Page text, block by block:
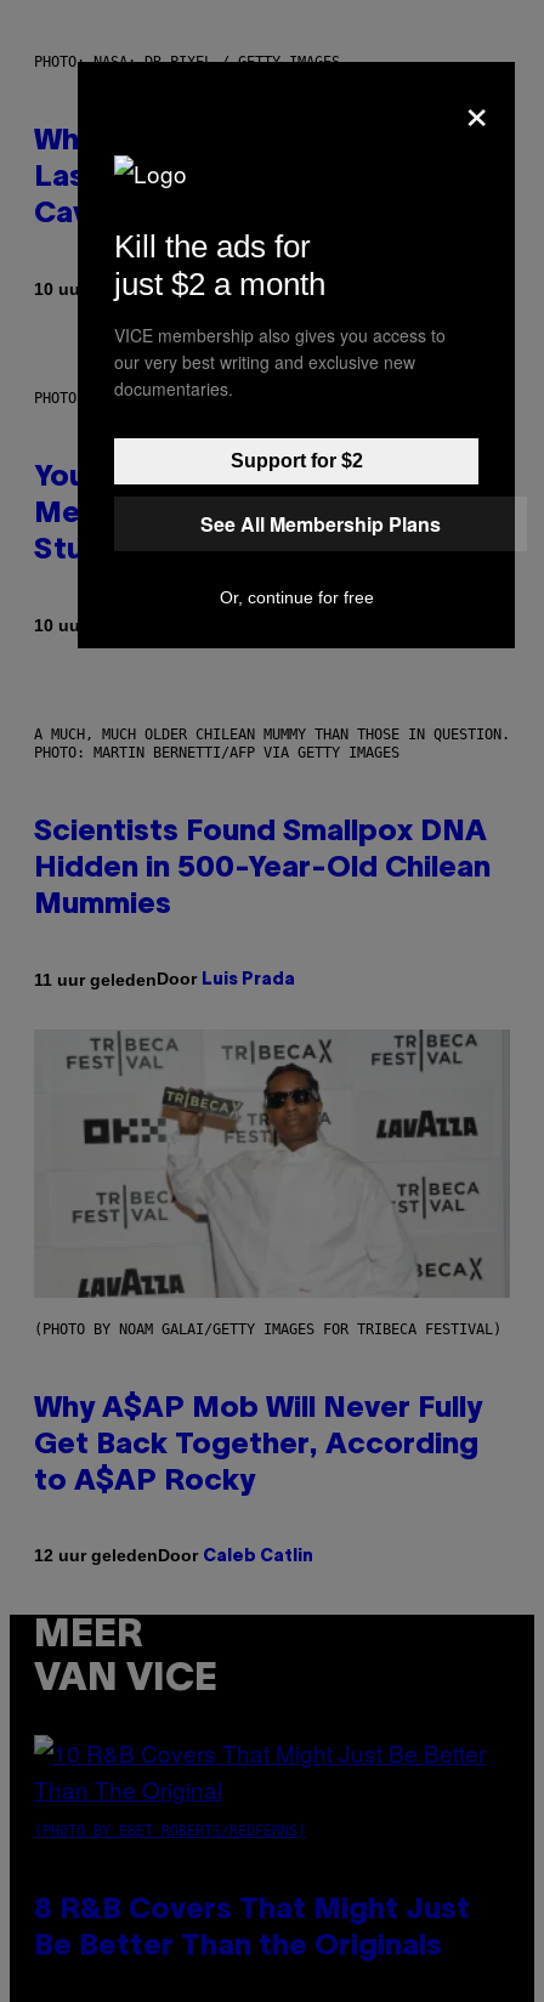
PHOTO: NASA; DR PIXEL / GETTY IMAGES
Why NASA Wants to Send a
Laser-Powered Drone Into
Caves Beneath the Moon
10 uur geledenDoorLuis Prada
PHOTO: BATUHAN TOKER / GETTY IMAGES
Your Desk Height Could Be
Messing With Your Brain, New
Study Finds
10 uur geleden
A MUCH, MUCH OLDER CHILEAN MUMMY THAN THOSE IN QUESTION.
PHOTO: MARTIN BERNETTI/AFP VIA GETTY IMAGES
Scientists Found Smallpox DNA
Hidden in 500-Year-Old Chilean
Mummies
11 uur geledenDoor Luis Prada
(PHOTO BY NOAM GALAI/GETTY IMAGES FOR TRIBECA FESTIVAL)
Why A$AP Mob Will Never Fully
Get Back Together, According
to A$AP Rocky
12 uur geledenDoor Caleb Catlin
MEER
VAN VICE
(PHOTO BY EBET ROBERTS/REDFERNS)
8 R&B Covers That Might Just
Be Better Than the Originals
×
Kill the ads for
just $2 a month
VICE membership also gives you access to
our very best writing and exclusive new
documentaries.
Support for $2
See All Membership Plans
Or, continue for free